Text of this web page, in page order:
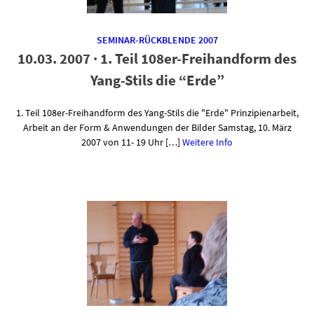
SEMINAR-RÜCKBLENDE 2007
10.03. 2007 · 1. Teil 108er-Freihandform des
Yang-Stils die “Erde”
1. Teil 108er-Freihandform des Yang-Stils die "Erde" Prinzipienarbeit,
Arbeit an der Form & Anwendungen der Bilder Samstag, 10. März
2007 von 11- 19 Uhr […] Weitere Info